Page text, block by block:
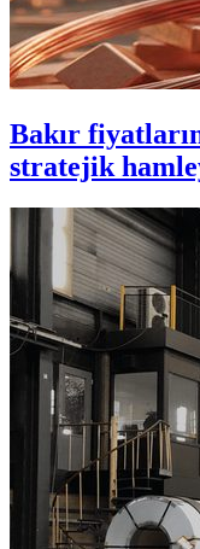
Bakır
stratejik